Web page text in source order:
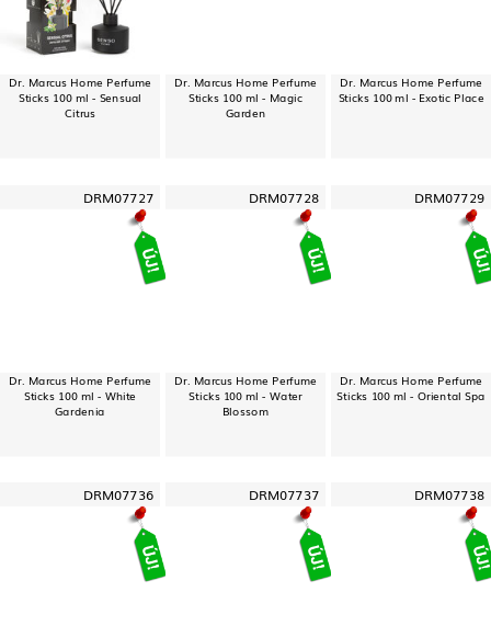
Dr. Marcus Home Perfume
Sticks 100 ml - Sensual
Citrus
Dr. Marcus Home Perfume
Sticks 100 ml - Magic
Garden
Dr. Marcus Home Perfume
Sticks 100 ml - Exotic Place
DRM07727
Dr. Marcus Home Perfume
Sticks 100 ml - White
Gardenia
DRM07728
Dr. Marcus Home Perfume
Sticks 100 ml - Water
Blossom
DRM07729
Dr. Marcus Home Perfume
Sticks 100 ml - Oriental Spa
DRM07736 DRM07737 DRM07738